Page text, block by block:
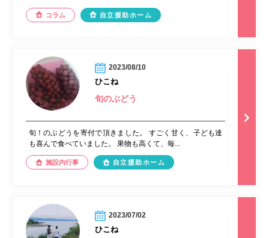
コラム 自立援助ホーム
2023/08/10
ひこね
旬のぶどう
旬！のぶどうを寄付で頂きました。 すごく甘く、子ども達
も喜んで食べていました。 果物も高くて、毎...
施設内行事 自立援助ホーム
2023/07/02
ひこね